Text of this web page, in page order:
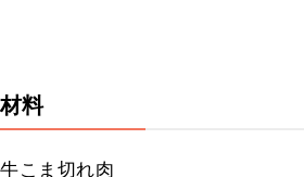
材料
牛こま切れ肉